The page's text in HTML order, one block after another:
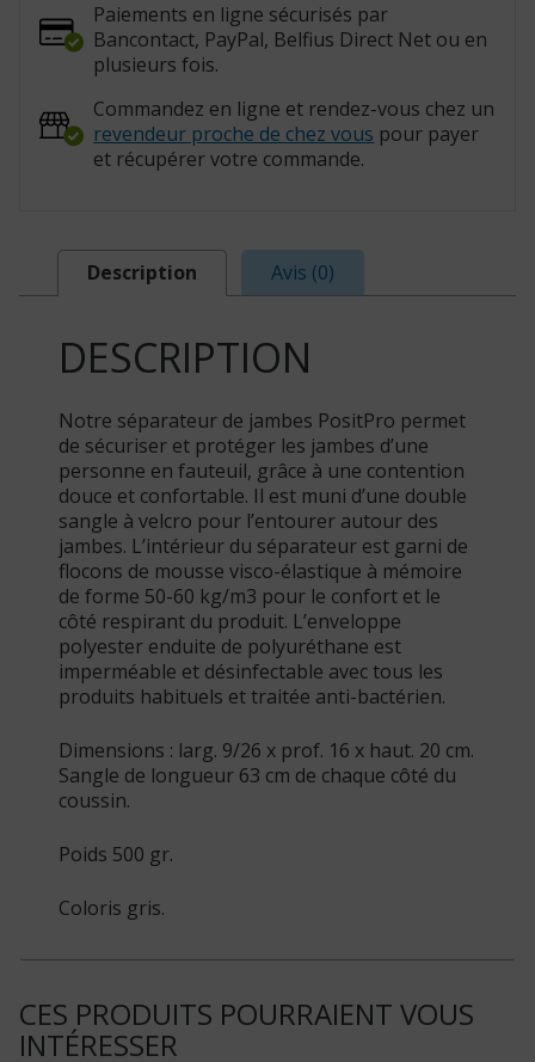
Paiements en ligne sécurisés par
Bancontact, PayPal, Belfius Direct Net ou en
plusieurs fois.
Commandez en ligne et rendez-vous chez un
revendeur proche de chez vous pour payer
et récupérer votre commande.
Description Avis (0)
DESCRIPTION
Notre séparateur de jambes PositPro permet
de sécuriser et protéger les jambes d’une
personne en fauteuil, grâce à une contention
douce et confortable. Il est muni d’une double
sangle à velcro pour l’entourer autour des
jambes. L’intérieur du séparateur est garni de
flocons de mousse visco-élastique à mémoire
de forme 50-60 kg/m3 pour le confort et le
côté respirant du produit. L’enveloppe
polyester enduite de polyuréthane est
imperméable et désinfectable avec tous les
produits habituels et traitée anti-bactérien.
Dimensions : larg. 9/26 x prof. 16 x haut. 20 cm.
Sangle de longueur 63 cm de chaque côté du
coussin.
Poids 500 gr.
Coloris gris.
CES PRODUITS POURRAIENT VOUS
INTÉRESSER